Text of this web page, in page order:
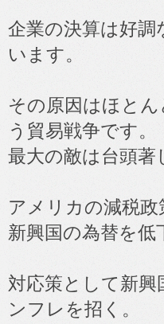
企業の決算は好
います。
その原因はほと
う貿易戦争です。
最大の敵は台頭著
アメリカの減税
新興国の為替を低
対応策として新
ンフレを招く。